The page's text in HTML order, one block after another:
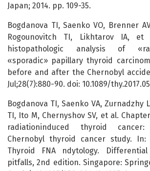
Japan; 2014. pp. 109-35.
Bogdanova TI, Saenko VO, Brenner
Rogounovitch TI, Likhtarov IA, et
histopathologic analysis of
«sporadic» papillary thyroid
before and after the Chernobyl
Jul;28(7):880-90. doi: 10.1089/
Bogdanova TI, Saenko VA, Zurnadzhy
TI, Ito M, Chernyshov SV, et al.
radiationinduced thyroid
Chernobyl thyroid cancer study. In:
Thyroid FNA ndytology.
pitfalls, 2nd edition. Singapore: